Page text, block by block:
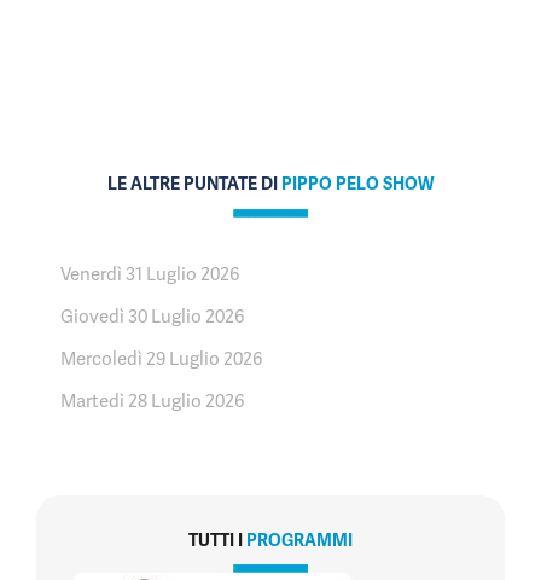
LE ALTRE PUNTATE DI PIPPO PELO SHOW
Venerdì 31 Luglio 2026
Giovedì 30 Luglio 2026
Mercoledì 29 Luglio 2026
Martedì 28 Luglio 2026
TUTTI I PROGRAMMI